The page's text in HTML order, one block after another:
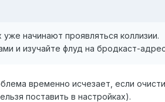
начинают проявляться коллизии.
и изучайте флуд на бродкаст-
временно исчезает, если
поставить в настройках).